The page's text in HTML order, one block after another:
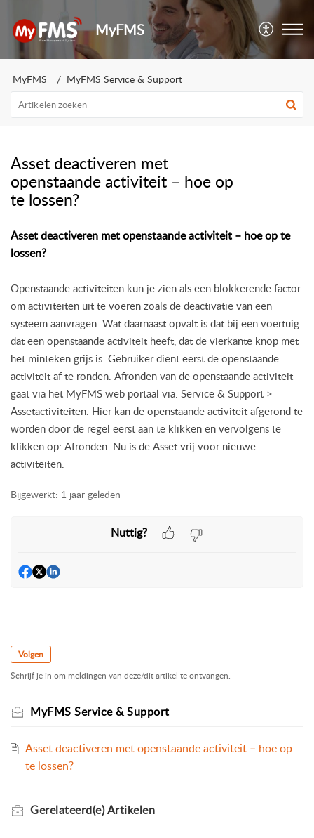
MyFMS
MyFMS MyFMS Service & Support
Asset deactiveren met
openstaande activiteit – hoe op
te lossen?
Asset deactiveren met openstaande activiteit – hoe op te
lossen?
Openstaande activiteiten kun je zien als een blokkerende factor
om activiteiten uit te voeren zoals de deactivatie van een
systeem aanvragen. Wat daarnaast opvalt is dat bij een voertuig
dat een openstaande activiteit heeft, dat de vierkante knop met
het minteken grijs is. Gebruiker dient eerst de openstaande
activiteit af te ronden. Afronden van de openstaande activiteit
gaat via het MyFMS web portaal via: Service & Support >
Assetactiviteiten. Hier kan de openstaande activiteit afgerond te
worden door de regel eerst aan te klikken en vervolgens te
klikken op: Afronden. Nu is de Asset vrij voor nieuwe
activiteiten.
Bijgewerkt: 1 jaar geleden
Nuttig?
Volgen
Schrijf je in om meldingen van deze/dit artikel te ontvangen.
MyFMS Service & Support
Asset deactiveren met openstaande activiteit – hoe op
te lossen?
Gerelateerd(e)Artikelen